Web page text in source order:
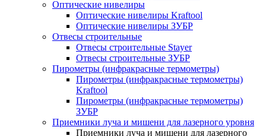
Оптические нивелиры
Оптические нивелиры Kraftool
Оптические нивелиры ЗУБР
Отвесы строительные
Отвесы строительные Stayer
Отвесы строительные ЗУБР
Пирометры (инфракрасные термометры)
Пирометры (инфракрасные термометры)
Kraftool
Пирометры (инфракрасные термометры)
ЗУБР
Приемники луча и мишени для лазерного уровня
Приемники луча и мишени для лазерного